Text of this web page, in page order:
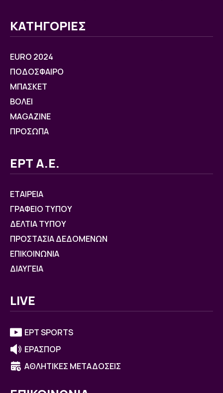
ΚΑΤΗΓΟΡΙΕΣ
EURO 2024
ΠΟΔΟΣΦΑΙΡΟ
ΜΠΑΣΚΕΤ
ΒOΛΕΙ
MAGAZINE
ΠΡΟΣΩΠΑ
ΕΡΤ Α.Ε.
ΕΤΑΙΡΕΙΑ
ΓΡΑΦΕΙΟ ΤΥΠΟΥ
ΔΕΛΤΙΑ ΤΥΠΟΥ
ΠΡΟΣΤΑΣΙΑ ΔΕΔΟΜΕΝΩΝ
ΕΠΙΚΟΙΝΩΝΙΑ
ΔΙΑΥΓΕΙΑ
LIVE
ΕΡΤ SPORTS
ΕΡΑΣΠΟΡ
ΑΘΛΗΤΙΚΕΣ ΜΕΤΑΔΟΣΕΙΣ